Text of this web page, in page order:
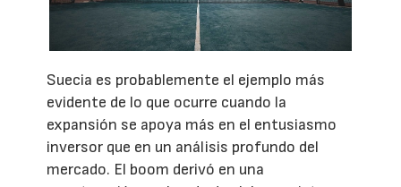
Suecia es probablemente el ejemplo más
evidente de lo que ocurre cuando la
expansión se apoya más en el entusiasmo
inversor que en un análisis profundo del
mercado. El boom derivó en una